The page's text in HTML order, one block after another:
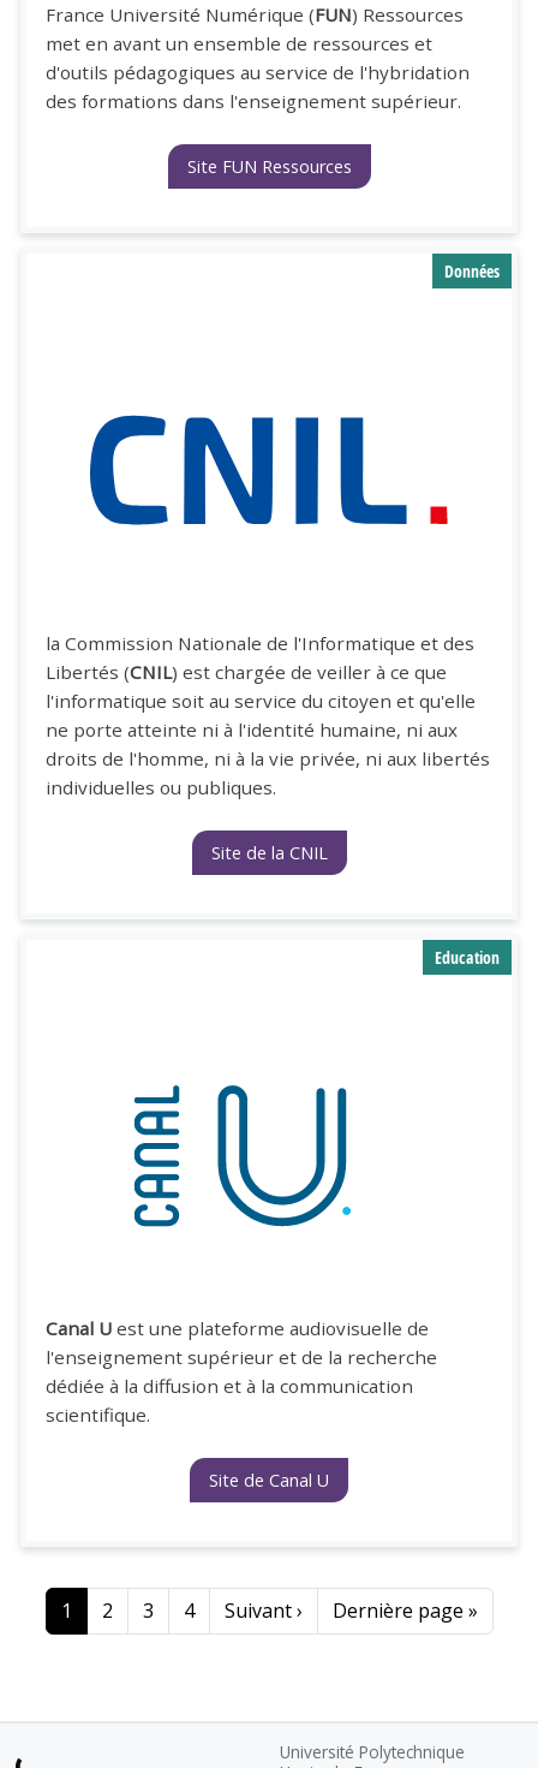
France Université Numérique (FUN) Ressources
met en avant un ensemble de ressources et
d'outils pédagogiques au service de l'hybridation
des formations dans l'enseignement supérieur.
Site FUN Ressources
Données
la Commission Nationale de l'Informatique et des
Libertés (CNIL) est chargée de veiller à ce que
l'informatique soit au service du citoyen et qu'elle
ne porte atteinte ni à l'identité humaine, ni aux
droits de l'homme, ni à la vie privée, ni aux libertés
individuelles ou publiques.
Site de la CNIL
Education
Canal U est une plateforme audiovisuelle de
l'enseignement supérieur et de la recherche
dédiée à la diffusion et à la communication
scientifique.
Site de Canal U
Page courante
1 Page
2 Page
3 Page
4 Page suivante
Suivant › Dernière page
Dernière page »
Université Polytechnique